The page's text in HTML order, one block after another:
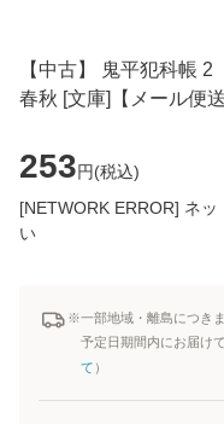
【中古】 鬼平犯科帳
春秋 [文庫]【メール便
253円(税込)
[NETWORK ERROR] ネ
い
※一部地域・離島につき
予定日期間内にお届け
て ）